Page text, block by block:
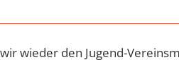
wieder den Jugend-